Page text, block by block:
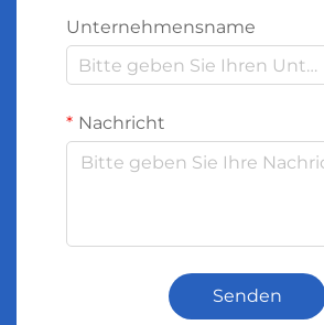
Unternehmensname
Nachricht
Senden